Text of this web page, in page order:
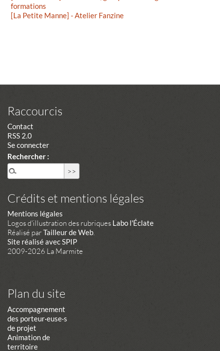
formations
[La Petite Manne] - Atelier Fanzine
Raccourcis
Contact
RSS 2.0
Se connecter
Rechercher :
Crédits et mentions légales
Mentions légales
Logos d'illustration des rubriques Labo l'Éclate
Réalisé parTailleur de Web.
Site réalisé avec SPIP
2009-2026 La Marmite
Plan du site
Accompagnement
des porteur·euse·s
de projet
Animation de
territoire